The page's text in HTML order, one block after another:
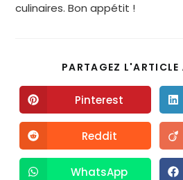
culinaires. Bon appétit !
PARTAGEZ
Pinterest
Reddit
WhatsApp